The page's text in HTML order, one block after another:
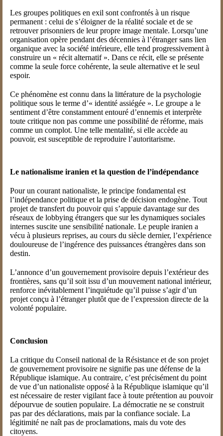
Les groupes politiques en exil sont confrontés à un risque
permanent : celui de s’éloigner de la réalité sociale et de se
retrouver prisonniers de leur propre image mentale. Lorsqu’une
organisation opère pendant des décennies à l’étranger sans lien
organique avec la société intérieure, elle tend progressivement à
construire un « récit alternatif ». Dans ce récit, elle se présente
comme la seule force cohérente, la seule alternative et le seul
espoir.
Ce phénomène est connu dans la littérature de la psychologie
politique sous le terme d’« identité assiégée ». Le groupe a le
sentiment d’être constamment entouré d’ennemis et interprète
toute critique non pas comme une possibilité de réforme, mais
comme un complot. Une telle mentalité, si elle accède au
pouvoir, est susceptible de reproduire l’autoritarisme.
Le nationalisme iranien et la question de l’indépendance
Pour un courant nationaliste, le principe fondamental est
l’indépendance politique et la prise de décision endogène. Tout
projet de transfert du pouvoir qui s’appuie davantage sur des
réseaux de lobbying étrangers que sur les dynamiques sociales
internes suscite une sensibilité nationale. Le peuple iranien a
vécu à plusieurs reprises, au cours du siècle dernier, l’expérience
douloureuse de l’ingérence des puissances étrangères dans son
destin.
L’annonce d’un gouvernement provisoire depuis l’extérieur des
frontières, sans qu’il soit issu d’un mouvement national intérieur,
renforce inévitablement l’inquiétude qu’il puisse s’agir d’un
projet conçu à l’étranger plutôt que de l’expression directe de la
volonté populaire.
Conclusion
La critique du Conseil national de la Résistance et de son projet
de gouvernement provisoire ne signifie pas une défense de la
République islamique. Au contraire, c’est précisément du point
de vue d’un nationaliste opposé à la République islamique qu’il
est nécessaire de rester vigilant face à toute prétention au pouvoir
dépourvue de soutien populaire. La démocratie ne se construit
pas par des déclarations, mais par la confiance sociale. La
légitimité ne naît pas de proclamations, mais du vote des
citoyens.